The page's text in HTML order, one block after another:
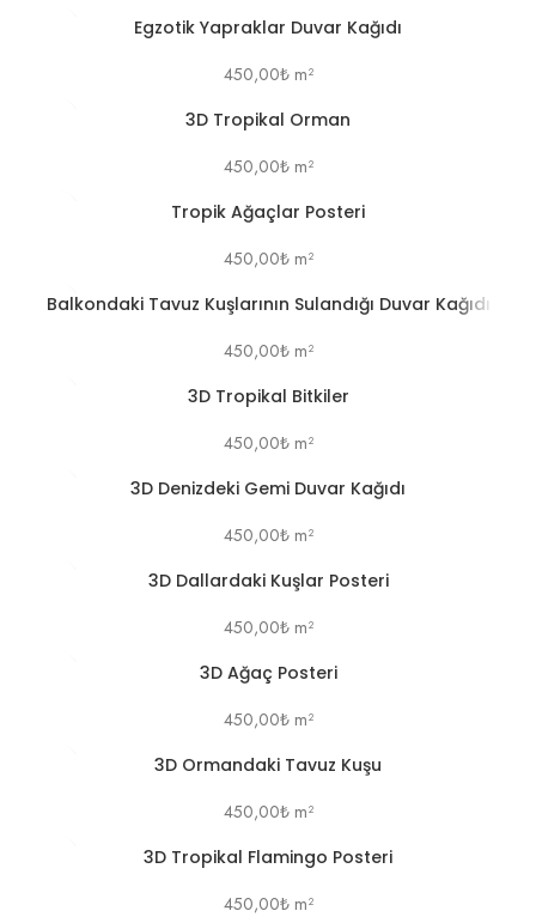
Egzotik Yapraklar Duvar Kağıdı
450,00₺m²
3D Tropikal Orman
450,00₺m²
Tropik Ağaçlar Posteri
450,00₺m²
Balkondaki Tavuz Kuşlarının Sulandığı Duvar Kağıdı
450,00₺m²
3D Tropikal Bitkiler
450,00₺m²
3D Denizdeki Gemi Duvar Kağıdı
450,00₺m²
3D Dallardaki Kuşlar Posteri
450,00₺m²
3D Ağaç Posteri
450,00₺m²
3D Ormandaki Tavuz Kuşu
450,00₺m²
3D Tropikal Flamingo Posteri
450,00₺m²